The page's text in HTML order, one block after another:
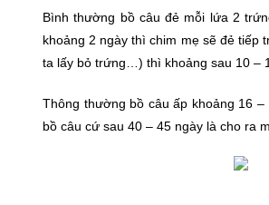
Bình thường bồ câu đẻ mỗi lứa 2
khoảng 2 ngày thì chim mẹ sẽ đẻ tiếp
ta lấy bỏ trứng…) thì khoảng sau 10 –
Thông thường bồ câu ấp khoảng 16
bồ câu cứ sau 40 – 45 ngày là cho ra